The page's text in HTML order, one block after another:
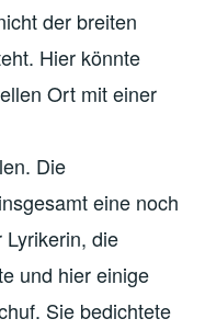
der breiten
Hier könnte
Ort mit einer
Die
eine noch
die
und hier einige
Sie bedichtete